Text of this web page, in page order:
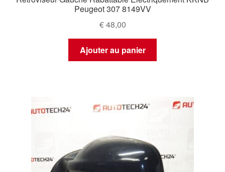
Peugeot 307 8149VV
€48,00
Ajouter au panier